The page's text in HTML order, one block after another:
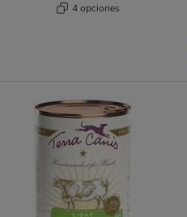
4 opciones